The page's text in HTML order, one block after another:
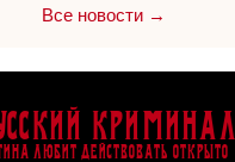
Все новости →
Криминал
любит действовать открыто